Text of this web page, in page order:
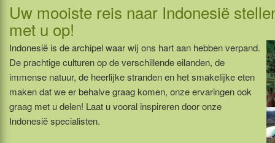
Uw mooiste reis naar Indonesië
met u op!
Indonesië is de archipel waar wij ons hart aan hebben verpand.
De prachtige culturen op de verschillende eilanden, de
immense natuur, de heerlijke stranden en het smakelijke eten
maken dat we er behalve graag komen, onze ervaringen ook
graag met u delen! Laat u vooral inspireren door onze
Indonesië specialisten.